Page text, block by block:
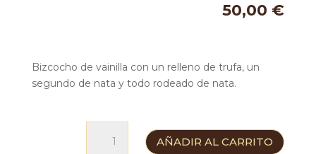
50,00 €
Bizcocho de vainilla con un relleno de trufa, un
segundo de nata y todo rodeado de nata.
Grande
AÑADIR AL CARRITO